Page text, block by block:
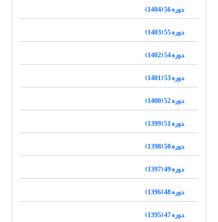
دوره 56 (1404)
دوره 55 (1403)
دوره 54 (1402)
دوره 53 (1401)
دوره 52 (1400)
دوره 51 (1399)
دوره 50 (1398)
دوره 49 (1397)
دوره 48 (1396)
دوره 47 (1395)